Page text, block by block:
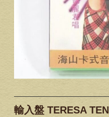
輸入盤 TERESA